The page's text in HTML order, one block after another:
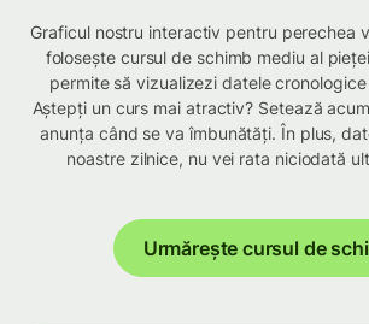
Graficul nostru interactiv pentru perechea
folosește cursul de schimb mediu al
permite să vizualizezi datele
Aștepți un curs mai atractiv? Setează
anunța când se va îmbunătăți. În plus,
noastre zilnice, nu vei rata niciodată
Urmărește cursul de